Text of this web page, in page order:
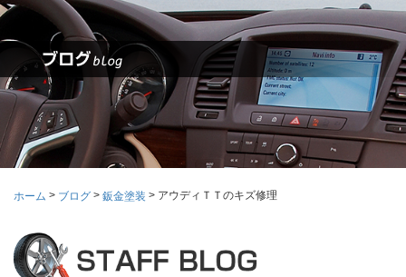
ホーム > ブログ > 鈑金塗装 > アウディＴＴのキズ修理